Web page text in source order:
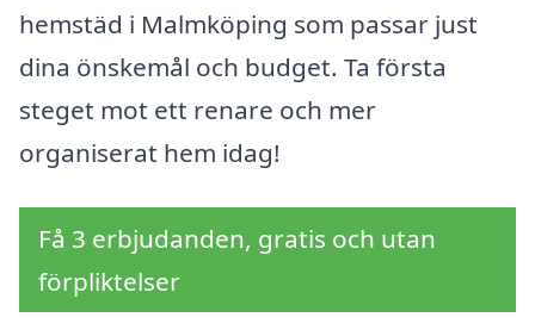
hemstäd i Malmköping som passar just
dina önskemål och budget. Ta första
steget mot ett renare och mer
organiserat hem idag!
Få 3 erbjudanden, gratis och utan
förpliktelser